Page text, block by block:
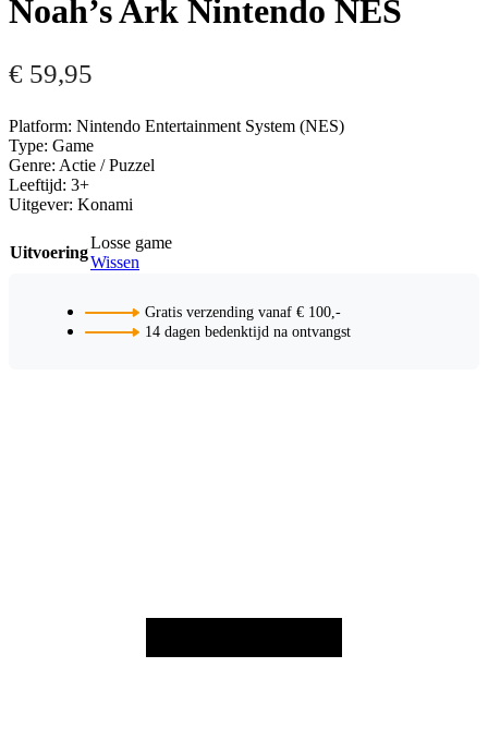
Noah’s Ark Nintendo NES
€ 59,95
Platform: Nintendo Entertainment System (NES)
Type: Game
Genre: Actie / Puzzel
Leeftijd: 3+
Uitgever: Konami
Uitvoering
Losse game
Wissen
Gratis verzending vanaf € 100,-
14 dagen bedenktijd na ontvangst